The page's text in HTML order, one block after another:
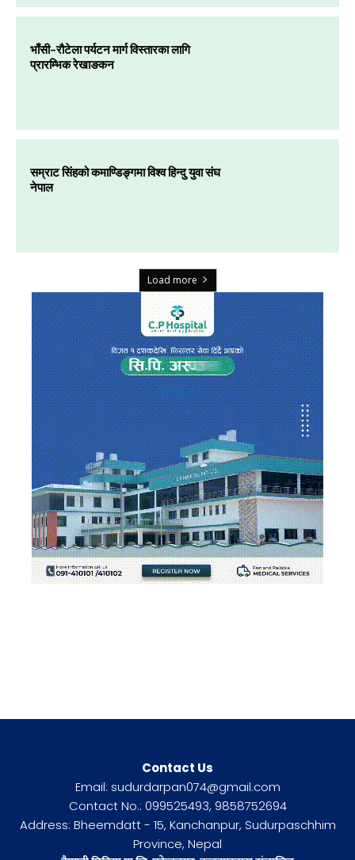
भाँसी–रौटेला पर्यटन मार्ग विस्तारका लागि
प्रारम्भिक रेखाङकन
सम्राट सिंहको कमाण्डिङ्गमा विश्व हिन्दु युवा संघ
नेपाल
Load more
Contact Us
Email: sudurdarpan074@gmail.com
Contact No.: 099525493, 9858752694
Address: Bheemdatt - 15, Kanchanpur, Sudurpaschhim
Province, Nepal